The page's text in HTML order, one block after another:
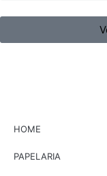
HOME
PAPELARIA